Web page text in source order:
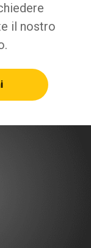
il nostro